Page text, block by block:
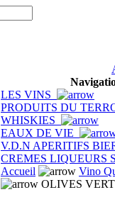
LES VINS
PRODUITS DU
WHISKIES
EAUX DE VIE
V.D.N APERITIFS
CREMES LIQUEURS
Accueil
Vino
OLIVES